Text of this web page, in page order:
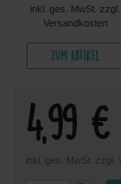
inkl. ges. MwSt. zzgl.
Versandkosten
Zum Artikel
4,99 €
inkl. ges. MwSt. zzgl.